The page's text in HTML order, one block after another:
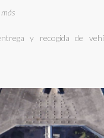
más
y recogida de